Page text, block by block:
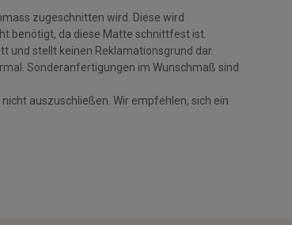
zugeschnitten wird. Diese wird
benötigt, da diese Matte schnittfest ist.
und stellt keinen Reklamationsgrund dar.
Sonderanfertigungen im Wunschmaß sind
auszuschließen. Wir empfehlen, sich ein